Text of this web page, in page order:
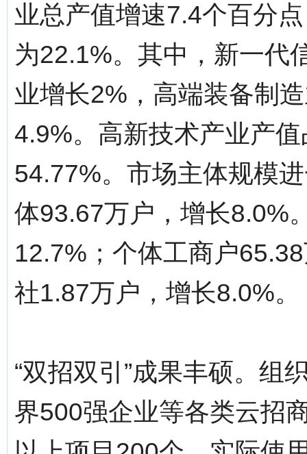
业总产值增速7.4个百分
为22.1%。其中，新一代
业增长2%，高端装备制
4.9%。高新技术产业产
54.77%。市场主体规模
体93.67万户，增长8.0%
12.7%；个体工商户
社1.87万户，增长8.0%。
“双招双引”成果丰硕。组
界500强企业等各类云招